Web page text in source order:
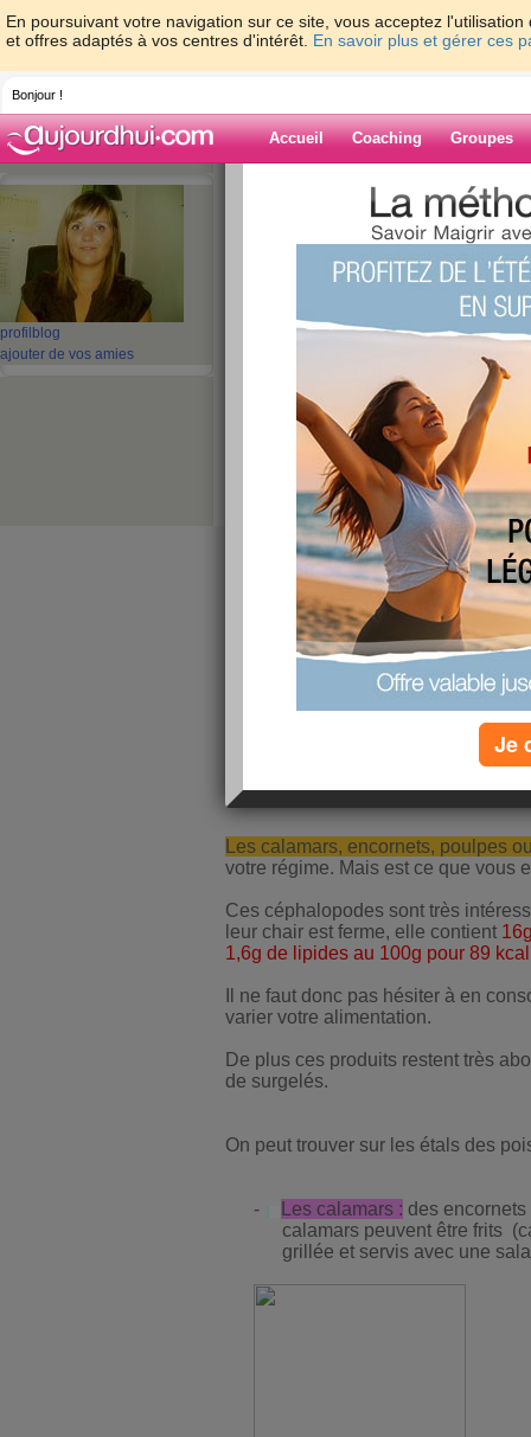
En poursuivant votre navigation sur ce site, vous acceptez
et offres adaptés à vos centres d'intérêt. En savoir plus et gérer ces
Bonjour !
Accueil Coaching Groupes
profil blog
ajouter de vos amies
> oriannetrezeguet
c'est bon pour le régime!
Blog de
Les calamars,
c'est bon pour le
publié le 18/05/2008 à 17:34
Les calamars, encornets, poulpes
votre régime. Mais est ce que vous
Ces céphalopodes sont très
leur chair est ferme, elle contient
1,6g de lipides au 100g pour 89
Il ne faut donc pas hésiter à en
varier votre alimentation.
De plus ces produits restent très
de surgelés.
On peut trouver sur les étals des
- Les calamars : des
calamars peuvent être frits
grillée et servis avec une
Je